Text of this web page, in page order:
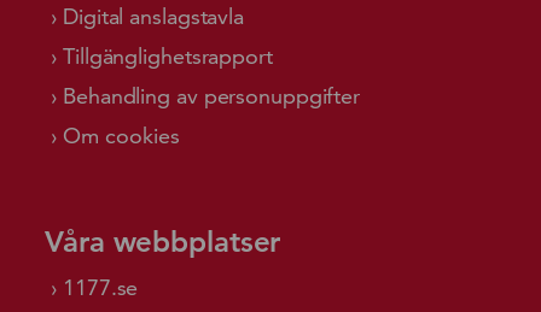
Digital anslagstavla
Tillgänglighetsrapport
Behandling av personuppgifter
Om cookies
Våra webbplatser
1177.se